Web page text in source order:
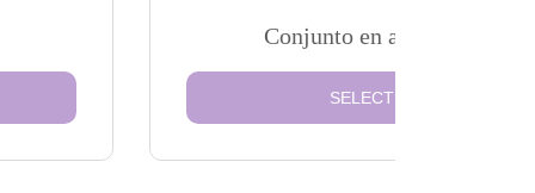
Conjunto en algodón
SELECT OPTIONS